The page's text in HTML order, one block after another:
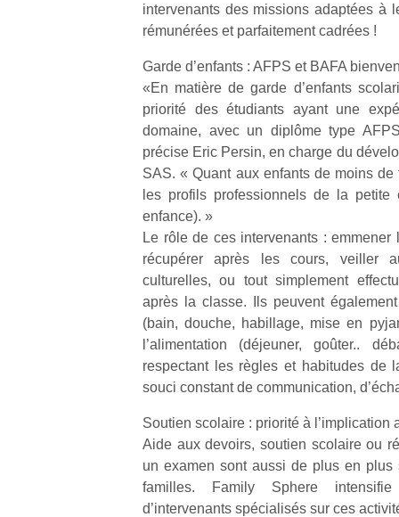
intervenants des missions adaptées à
rémunérées et parfaitement cadrées !
Garde d’enfants : AFPS et BAFA
«En matière de garde d’enfants
priorité des étudiants ayant une
domaine, avec un diplôme type
précise Eric Persin, en charge du
SAS. « Quant aux enfants de moins
les profils professionnels de la petite
enfance). »
Le rôle de ces intervenants : emmener
récupérer après les cours, veiller
culturelles, ou tout simplement
après la classe. Ils peuvent
(bain, douche, habillage, mise en
l’alimentation (déjeuner, goûter..
respectant les règles et habitudes de
souci constant de communication,
Soutien scolaire : priorité à l’implication
Aide aux devoirs, soutien scolaire ou
un examen sont aussi de plus en plus
familles. Family Sphere
d’intervenants spécialisés sur ces